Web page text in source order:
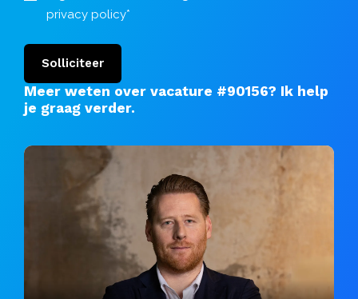
privacy policy*
Solliciteer
Meer weten over vacature #90156? Ik help
je graag verder.